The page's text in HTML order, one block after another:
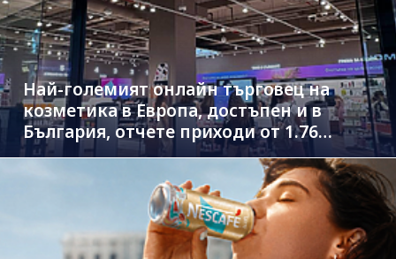
Най-големият онлайн търговец на
козметика в Европа, достъпен и в
България, отчете приходи от 1.76
млрд. евро